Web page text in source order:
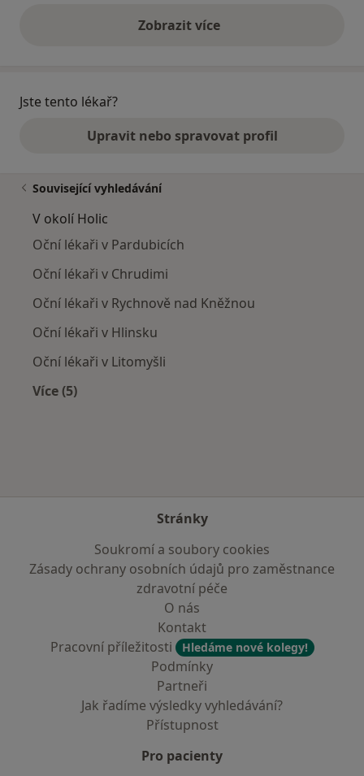
Zobrazit vícevýše uvedené názory
Jste tento lékař?
Upravit nebo spravovat profil
Související vyhledávání
V okolí Holic
Oční lékaři v Pardubicích
Oční lékaři v Chrudimi
Oční lékaři v Rychnově nad Kněžnou
Oční lékaři v Hlinsku
Oční lékaři v Litomyšli
Více (5)
Stránky
Soukromí a soubory cookies
Zásady ochrany osobních údajů pro zaměstnance
zdravotní péče
O nás
Kontakt
Pracovní příležitosti
Hledáme nové kolegy!
Podmínky
Partneři
Jak řadíme výsledky vyhledávání?
Přístupnost
Pro pacienty